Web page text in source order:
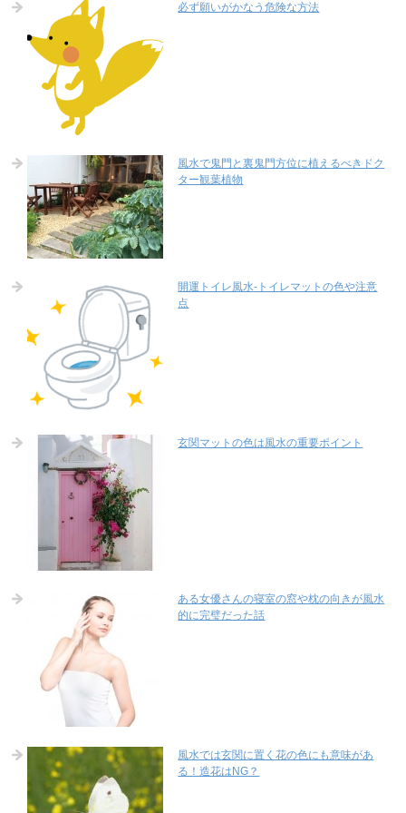
必ず願いがかなう危険な方法
風水で鬼門と裏鬼門方位に植えるべきドク
ター観葉植物
開運トイレ風水-トイレマットの色や注意
点
玄関マットの色は風水の重要ポイント
ある女優さんの寝室の窓や枕の向きが風水
的に完璧だった話
風水では玄関に置く花の色にも意味があ
る！造花はNG？